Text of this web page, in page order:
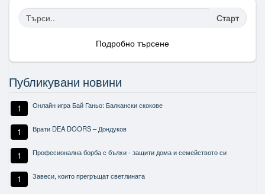
Старт
Подробно търсене
Публикувани новини
1 Онлайн игра Бай Ганьо: Балкански скокове
1 Врати DEA DOORS – Дондуков
1 Професионална борба с бълхи - защити дома и семейството си
1 Завеси, които прегръщат светлината